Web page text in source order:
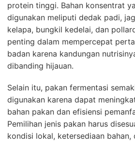
protein tinggi. Bahan konsentrat
digunakan meliputi dedak padi,
kelapa, bungkil kedelai, dan
penting dalam mempercepat
badan karena kandungan
dibanding hijauan.
Selain itu, pakan fermentasi
digunakan karena dapat
bahan pakan dan efisiensi
Pemilihan jenis pakan harus
kondisi lokal, ketersediaan bahan,